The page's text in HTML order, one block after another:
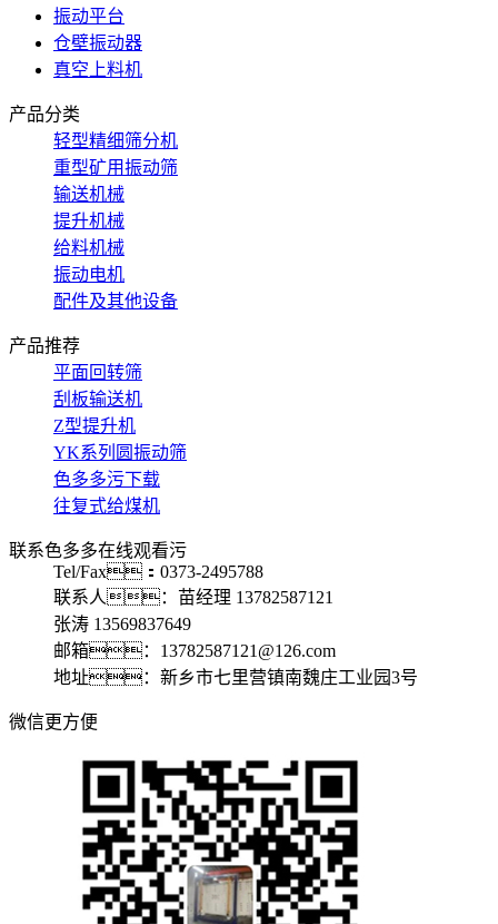
振动平台
仓壁振动器
真空上料机
产品分类
轻型精细筛分机
重型矿用振动筛
输送机械
提升机械
给料机械
振动电机
配件及其他设备
产品推荐
平面回转筛
刮板输送机
Z型提升机
YK系列圆振动筛
色多多污下载
往复式给煤机
联系色多多在线观看污
Tel/Fax：0373-2495788
联系人：苗经理 13782587121
张涛 13569837649
邮箱：13782587121@126.com
地址：新乡市七里营镇南魏庄工业园3号
微信更方便